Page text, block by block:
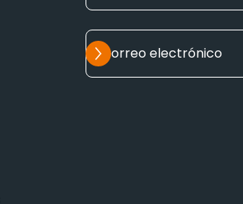
Correo electrónico
Suscribirse